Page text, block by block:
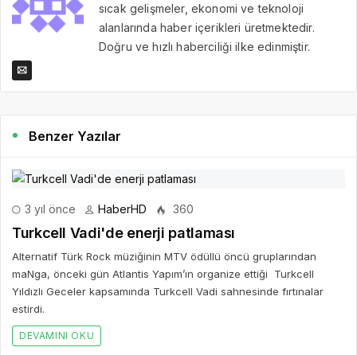
sıcak gelişmeler, ekonomi ve teknoloji
alanlarında haber içerikleri üretmektedir.
Doğru ve hızlı haberciliği ilke edinmiştir.
Benzer Yazılar
3 yıl önce HaberHD 360
Turkcell Vadi'de enerji patlaması
Alternatif Türk Rock müziğinin MTV ödüllü öncü gruplarından
maNga, önceki gün Atlantis Yapım’ın organize ettiği Turkcell
Yıldızlı Geceler kapsamında Turkcell Vadi sahnesinde fırtınalar
estirdi.
DEVAMINI OKU